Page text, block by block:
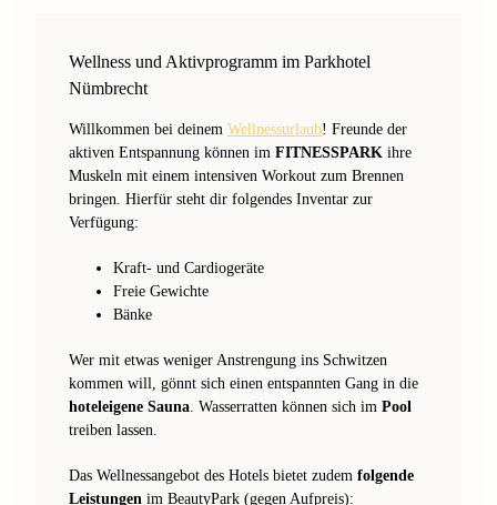
Wellness und Aktivprogramm im Parkhotel
Nümbrecht
Willkommen bei deinem Wellnessurlaub! Freunde der
aktiven Entspannung können im FITNESSPARK ihre
Muskeln mit einem intensiven Workout zum Brennen
bringen. Hierfür steht dir folgendes Inventar zur
Verfügung:
Kraft- und Cardiogeräte
Freie Gewichte
Bänke
Wer mit etwas weniger Anstrengung ins Schwitzen
kommen will, gönnt sich einen entspannten Gang in die
hoteleigene Sauna . Wasserratten können sich im Pool
treiben lassen.
Das Wellnessangebot des Hotels bietet zudem folgende
Leistungen im BeautyPark (gegen Aufpreis):